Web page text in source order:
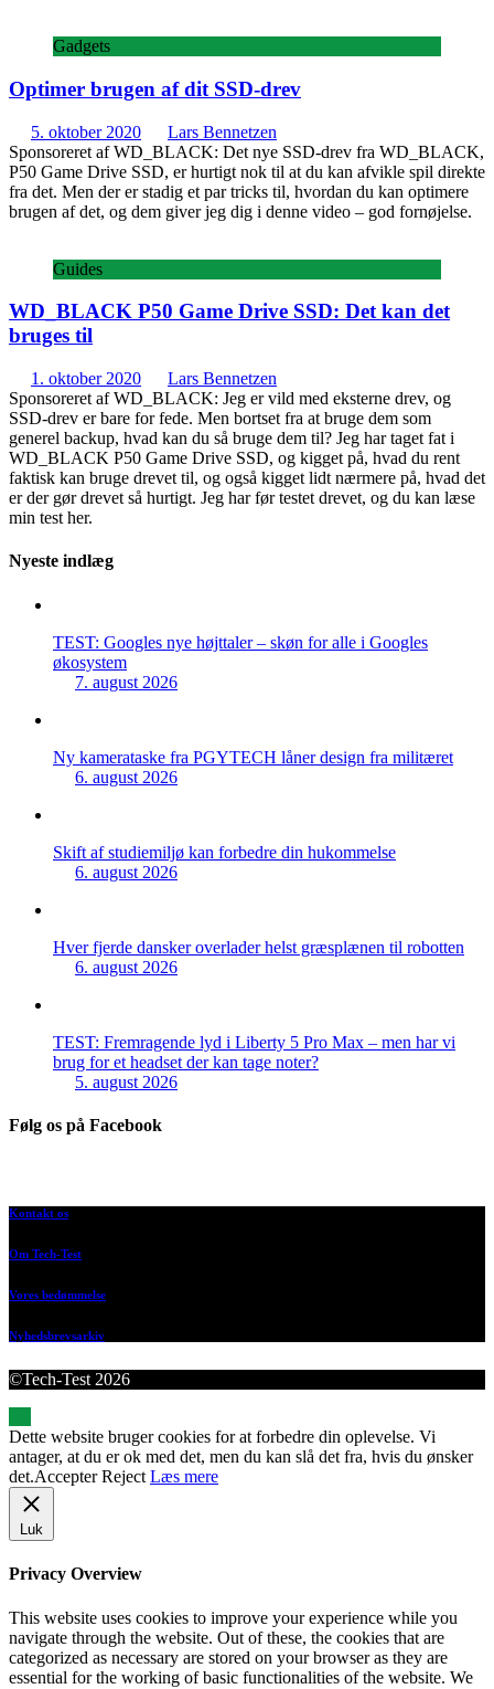
Gadgets
Optimer brugen af dit SSD-drev
5. oktober 2020
Lars Bennetzen
Sponsoreret af WD_BLACK: Det nye SSD-drev fra WD_BLACK,
P50 Game Drive SSD, er hurtigt nok til at du kan afvikle spil direkte
fra det. Men der er stadig et par tricks til, hvordan du kan optimere
brugen af det, og dem giver jeg dig i denne video – god fornøjelse.
Guides
WD_BLACK P50 Game Drive SSD: Det kan det
bruges til
1. oktober 2020
Lars Bennetzen
Sponsoreret af WD_BLACK: Jeg er vild med eksterne drev, og
SSD-drev er bare for fede. Men bortset fra at bruge dem som
generel backup, hvad kan du så bruge dem til? Jeg har taget fat i
WD_BLACK P50 Game Drive SSD, og kigget på, hvad du rent
faktisk kan bruge drevet til, og også kigget lidt nærmere på, hvad det
er der gør drevet så hurtigt. Jeg har før testet drevet, og du kan læse
min test her.
Nyeste indlæg
TEST: Googles nye højttaler – skøn for alle i Googles
økosystem
7. august 2026
Ny kamerataske fra PGYTECH låner design fra militæret
6. august 2026
Skift af studiemiljø kan forbedre din hukommelse
6. august 2026
Hver fjerde dansker overlader helst græsplænen til robotten
6. august 2026
TEST: Fremragende lyd i Liberty 5 Pro Max – men har vi
brug for et headset der kan tage noter?
5. august 2026
Følg os på Facebook
Kontakt os
Om Tech-Test
Vores bedømmelse
Nyhedsbrevsarkiv
©Tech-Test 2026
Dette website bruger cookies for at forbedre din oplevelse. Vi
antager, at du er ok med det, men du kan slå det fra, hvis du ønsker
det.Accepter Reject Læs mere
Luk
Privacy Overview
This website uses cookies to improve your experience while you
navigate through the website. Out of these, the cookies that are
categorized as necessary are stored on your browser as they are
essential for the working of basic functionalities of the website. We